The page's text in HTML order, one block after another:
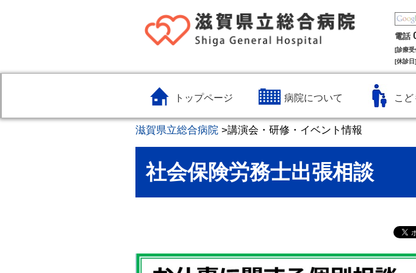
電話
[診療受
[休診日]
トップページ 病院について こ
滋賀県立総合病院 >講演会・研修・イベント情報
社会保険労務士出張相談